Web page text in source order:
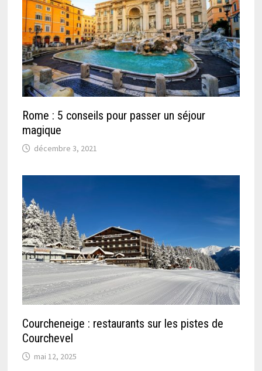
Rome : 5 conseils pour passer un séjour
magique
décembre 3, 2021
Courcheneige : restaurants sur les pistes de
Courchevel
mai 12, 2025